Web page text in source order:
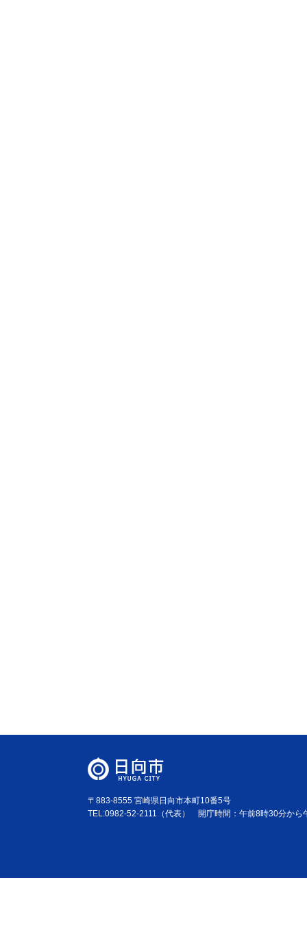
〒883-8555 宮崎県日向市本町10番5号
TEL:0982-52-2111（代表） 開庁時間：午前8時30分から